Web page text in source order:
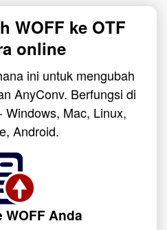
WOFF ke OTF
online
ini untuk mengubah
AnyConv. Berfungsi di
Windows, Mac, Linux,
Android.
Anda